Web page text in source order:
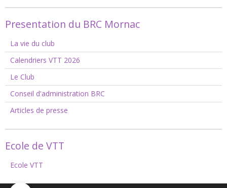
Presentation du BRC Mornac
La vie du club
Calendriers VTT 2026
Le Club
Conseil d'administration BRC
Articles de presse
Ecole de VTT
Ecole VTT